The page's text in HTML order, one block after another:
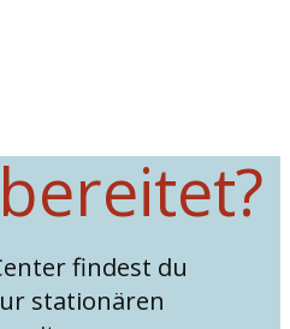
findest du
stationären